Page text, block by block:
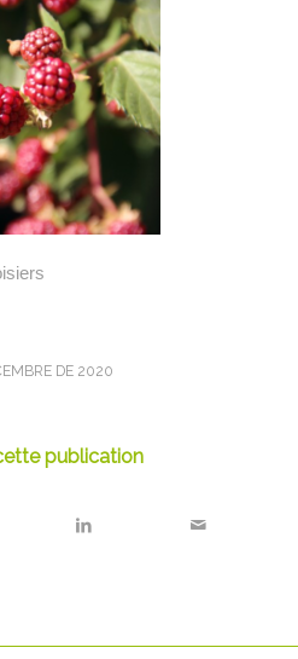
DE 2020
publication